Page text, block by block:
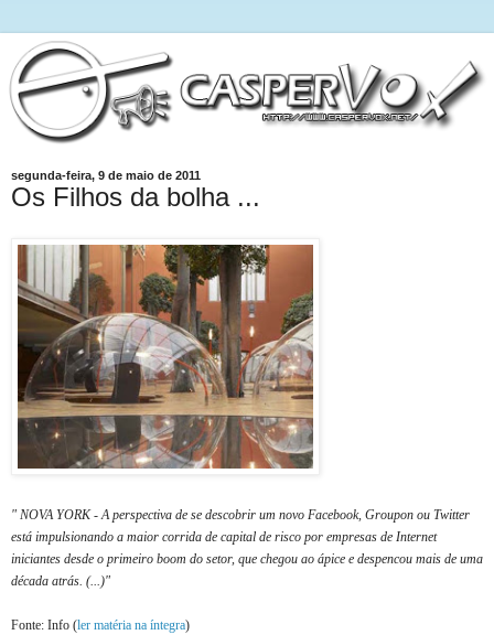
segunda-feira, 9 de maio de 2011
Os Filhos da bolha ...
" NOVA YORK - A perspectiva de se descobrir um novo Facebook, Groupon ou Twitter
está impulsionando a maior corrida de capital de risco por empresas de Internet
iniciantes desde o primeiro boom do setor, que chegou ao ápice e despencou mais de uma
década atrás. (...)"
Fonte: Info (ler matéria na íntegra)